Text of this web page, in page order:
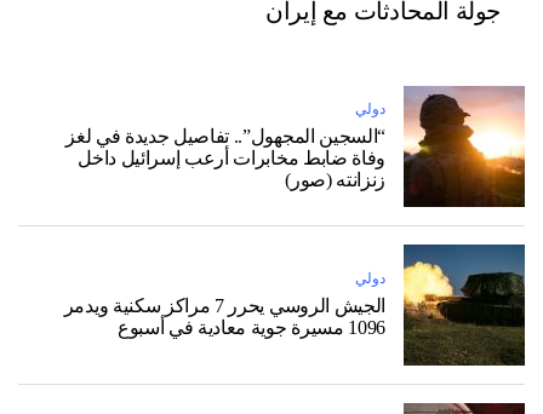
جولة المحادثات مع إيران
دولي
“السجين المجهول”.. تفاصيل جديدة في لغز
وفاة ضابط مخابرات أرعب إسرائيل داخل
زنزانته (صور)
دولي
الجيش الروسي يحرر 7 مراكز سكنية ويدمر
1096 مسيرة جوية معادية في أسبوع